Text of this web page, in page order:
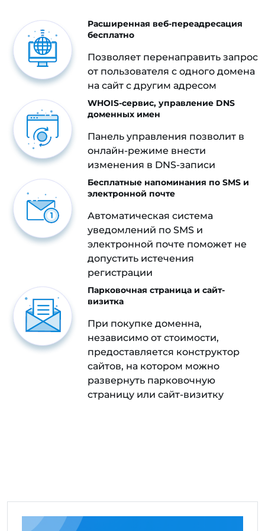
Расширенная веб-переадресация
бесплатно
Позволяет перенаправить запрос
от пользователя с одного домена
на сайт с другим адресом
WHOIS-сервис, управление DNS
доменных имен
Панель управления позволит в
онлайн-режиме внести
изменения в DNS-записи
Бесплатные напоминания по SMS и
электронной почте
Автоматическая система
уведомлений по SMS и
электронной почте поможет не
допустить истечения
регистрации
Парковочная страница и сайт-
визитка
При покупке доменна,
независимо от стоимости,
предоставляется конструктор
сайтов, на котором можно
развернуть парковочную
страницу или сайт-визитку